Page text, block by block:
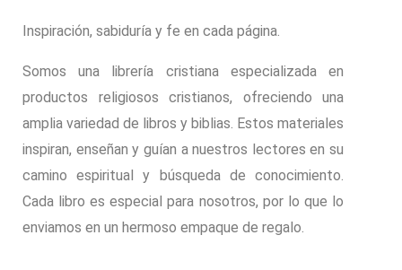
Inspiración, sabiduría y fe en cada página.
Somos una librería cristiana especializada en
productos religiosos cristianos, ofreciendo una
amplia variedad de libros y biblias. Estos materiales
inspiran, enseñan y guían a nuestros lectores en su
camino espiritual y búsqueda de conocimiento.
Cada libro es especial para nosotros, por lo que lo
enviamos en un hermoso empaque de regalo.